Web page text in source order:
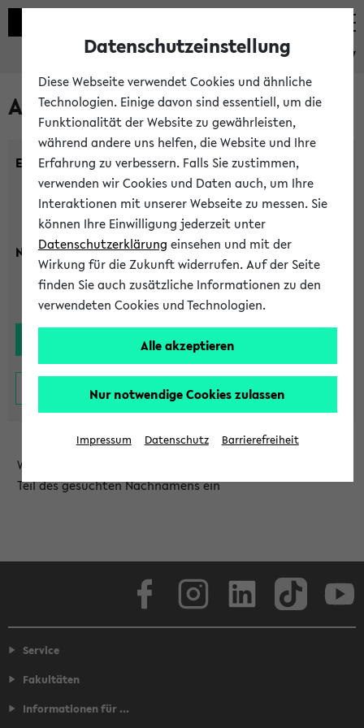
eKVV
Alle Lehrenden
Einrichtung:
Nachname:
Wählen Sie die Einrichtung aus und/oder geben Sie einen
Teil des gesuchten Nachnamens ein
Service
Fakultäten
Informationen für ...
Datenschutzeinstellung
Diese Webseite verwendet Cookies und ähnliche
Technologien. Einige davon sind essentiell, um die
Funktionalität der Website zu gewährleisten,
während andere uns helfen, die Website und Ihre
Erfahrung zu verbessern. Falls Sie zustimmen,
verwenden wir Cookies und Daten auch, um Ihre
Interaktionen mit unserer Webseite zu messen. Sie
können Ihre Einwilligung jederzeit unter
Datenschutzerklärung einsehen und mit der
Wirkung für die Zukunft widerrufen. Auf der Seite
finden Sie auch zusätzliche Informationen zu den
verwendeten Cookies und Technologien.
Alle akzeptieren
Nur notwendige Cookies zulassen
Impressum Datenschutz Barrierefreiheit